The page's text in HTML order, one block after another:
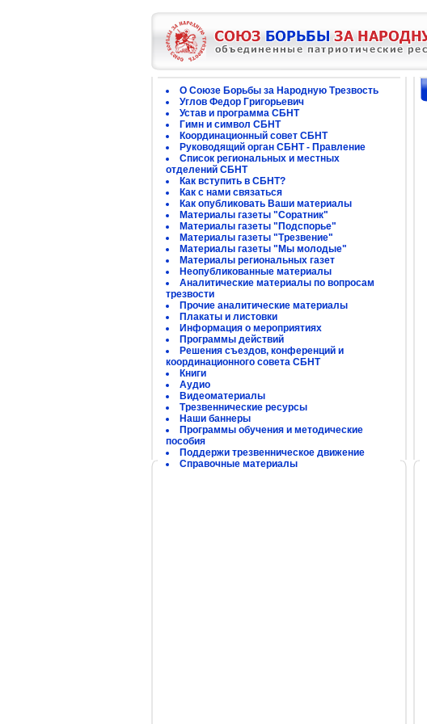
О Союзе Борьбы за Народную Трезвость
Углов Федор Григорьевич
Устав и программа СБНТ
Гимн и символ СБНТ
Координационный совет СБНТ
Руководящий орган СБНТ - Правление
Список региональных и местных
отделений СБНТ
Как вступить в СБНТ?
Как с нами связаться
Как опубликовать Ваши материалы
Материалы газеты "Соратник"
Материалы газеты "Подспорье"
Материалы газеты "Трезвение"
Материалы газеты "Мы молодые"
Материалы региональных газет
Неопубликованные материалы
Аналитические материалы по вопросам
трезвости
Прочие аналитические материалы
Плакаты и листовки
Информация о мероприятиях
Программы действий
Решения съездов, конференций и
координационного совета СБНТ
Книги
Аудио
Видеоматериалы
Трезвеннические ресурсы
Наши баннеры
Программы обучения и методические
пособия
Поддержи трезвенническое движение
Справочные материалы